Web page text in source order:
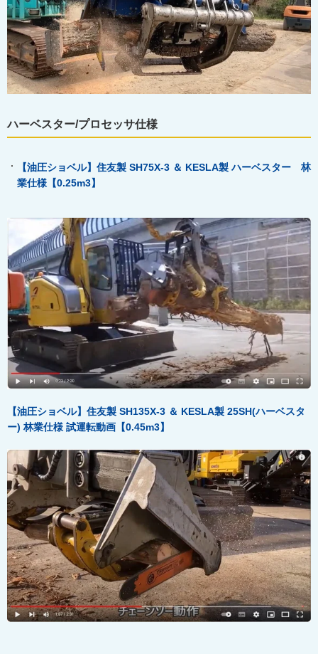
ハーベスター/プロセッサ仕様
【油圧ショベル】住友製 SH75X-3 ＆ KESLA製 ハーベスター 林
業仕様【0.25m3】
【油圧ショベル】住友製 SH135X-3 ＆ KESLA製 25SH(ハーベスタ
ー) 林業仕様 試運転動画【0.45m3】